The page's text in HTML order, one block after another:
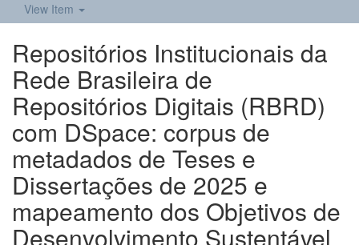
View Item
Repositórios Institucionais da
Rede Brasileira de
Repositórios Digitais (RBRD)
com DSpace: corpus de
metadados de Teses e
Dissertações de 2025 e
mapeamento dos Objetivos de
Desenvolvimento Sustentável